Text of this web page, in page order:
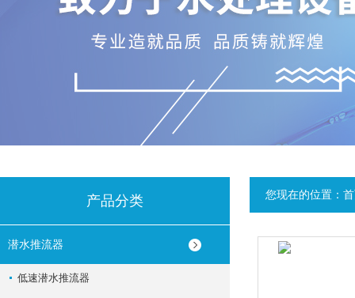
产品分类
潜水推流器
低速潜水推流器
您现在的位置：